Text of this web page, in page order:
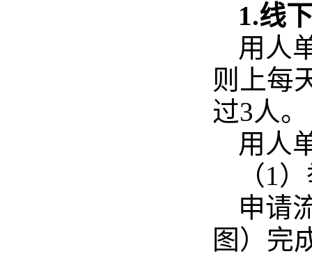
1.线
用人
则上每
过3人。
用人
（1
申请
图）完